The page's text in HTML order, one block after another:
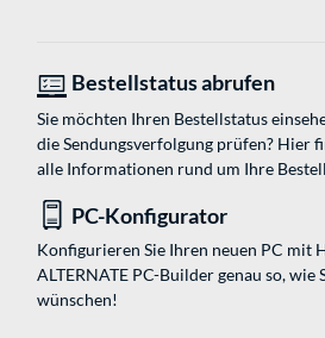
Bestellstatus abrufen
Sie möchten Ihren Bestellstatus
die Sendungsverfolgung prüfen? Hier
alle Informationen rund um Ihre
PC-Konfigurator
Konfigurieren Sie Ihren neuen PC mit
ALTERNATE PC-Builder genau so, wie
wünschen!